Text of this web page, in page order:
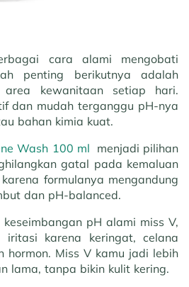
cara alami mengobati
penting berikutnya adalah
area kewanitaan setiap hari.
dan mudah terganggu pH-nya
bahan kimia kuat.
Wash 100 ml menjadi pilihan
gatal pada kemaluan
formulanya mengandung
dan pH-balanced.
pH alami miss V,
karena keringat, celana
hormon. Miss V kamu jadi lebih
lama, tanpa bikin kulit kering.